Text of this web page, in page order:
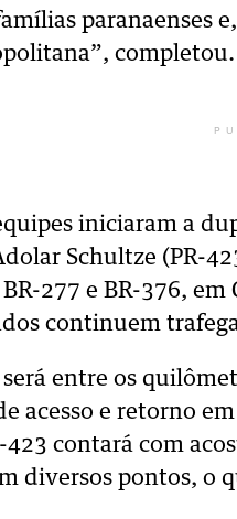
paranaenses
completou.
iniciaram a
Schultze (PR-
277 e BR-376,
continuem
entre os
acesso e retorno
423 contará com
diversos pontos, o